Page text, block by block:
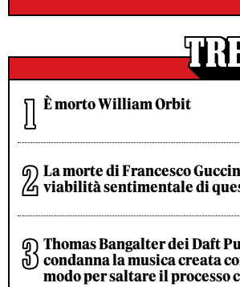
È morto William Orbit
La morte di Francesco
viabilità sentimentale di
Thomas Bangalter dei Daft
condanna la musica creata
modo per saltare il processo